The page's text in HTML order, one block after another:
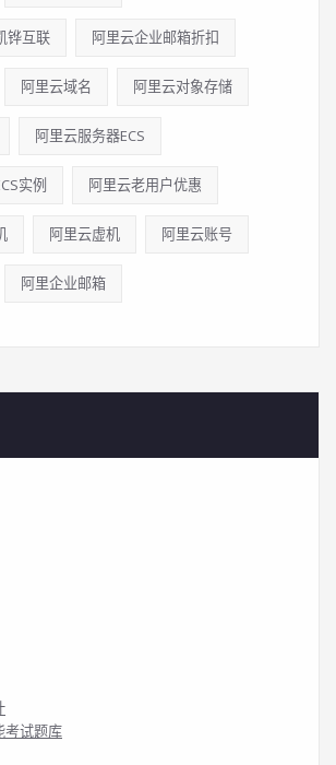
铧互联 阿里云企业邮箱折扣
阿里云域名 阿里云对象存储
阿里云服务器ECS
实例 阿里云老用户优惠
阿里云虚机 阿里云账号
阿里企业邮箱
考试题库